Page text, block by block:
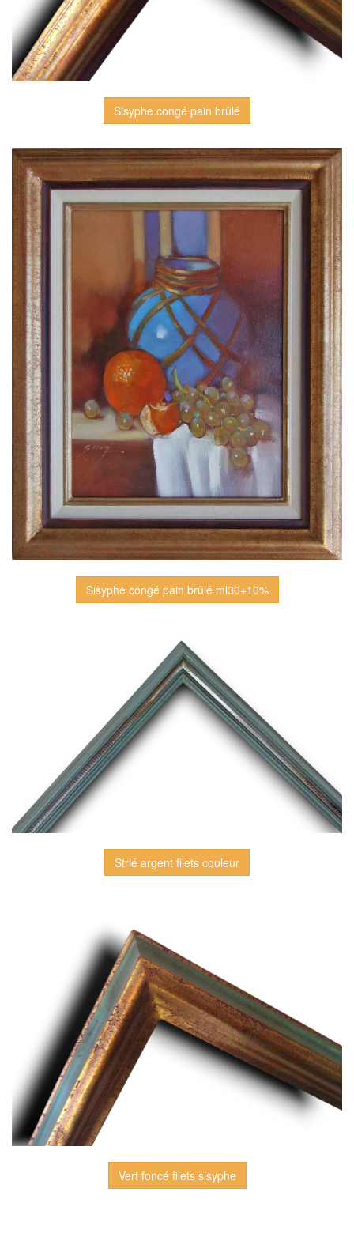
Sisyphe congé pain brûlé
Sisyphe congé pain brûlé ml30+10%
Strié argent filets couleur
Vert foncé filets sisyphe